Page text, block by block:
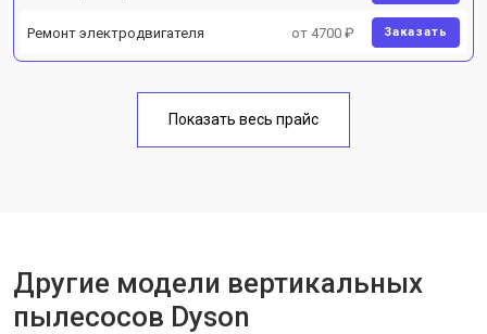
Ремонт электродвигателя от 4700 ₽ Заказать
Показать весь прайс
Другие модели вертикальных
пылесосов Dyson